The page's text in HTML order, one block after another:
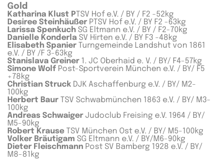
Gold
Katharina Klust PTSV Hof e.V. / BY / F2 -52kg
Desiree Steinhäußer PTSV Hof e.V. / BY F2 -63kg
Larissa Spenkuch SG Eltmann e.V. / BY / F2-70kg
Danielle Konderla SV Hirten e.V. / BY F3 -48kg
Elisabeth Spanier Turngemeinde Landshut von 1861
e.V. / BY /F 3-63kg
Stanislava Greiner 1. JC Oberhaid e. V. / BY/ F4-57kg
Simone Wolf Post-Sportverein München e.V. / BY/ F5
+78kg
Christian Struck DJK Aschaffenburg e.V. / BY/ M2-
100kg
Herbert Baur TSV Schwabmünchen 1863 e.V. / BY/ M3-
100kg
Andreas Schwaiger Judoclub Freising e.V. 1964 / BY/
M5-90kg
Robert Krause TSV München Ost e.V. / BY/ M5-100kg
Volker Bräutigam SG Eltmann e.V. / BY/M6-90kg
Dieter Fleischmann Post SV Bamberg 1928 e.V. / BY/
M8-81kg